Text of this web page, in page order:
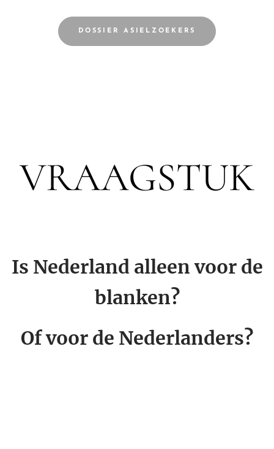
DOSSIER ASIELZOEKERS
VRAAGSTUK
Is Nederland alleen voor de
blanken?
Of voor de Nederlanders?